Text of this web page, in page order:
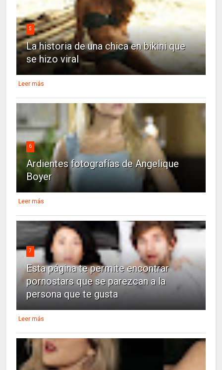
5
La historia de una chica en bikini que
se hizo viral
Leer más
6
Ardientes fotografías de Angelique
Boyer
Leer más
7
Esta página te permite encontrar
pornostars que se parezcan a la
persona que te gusta
Leer más